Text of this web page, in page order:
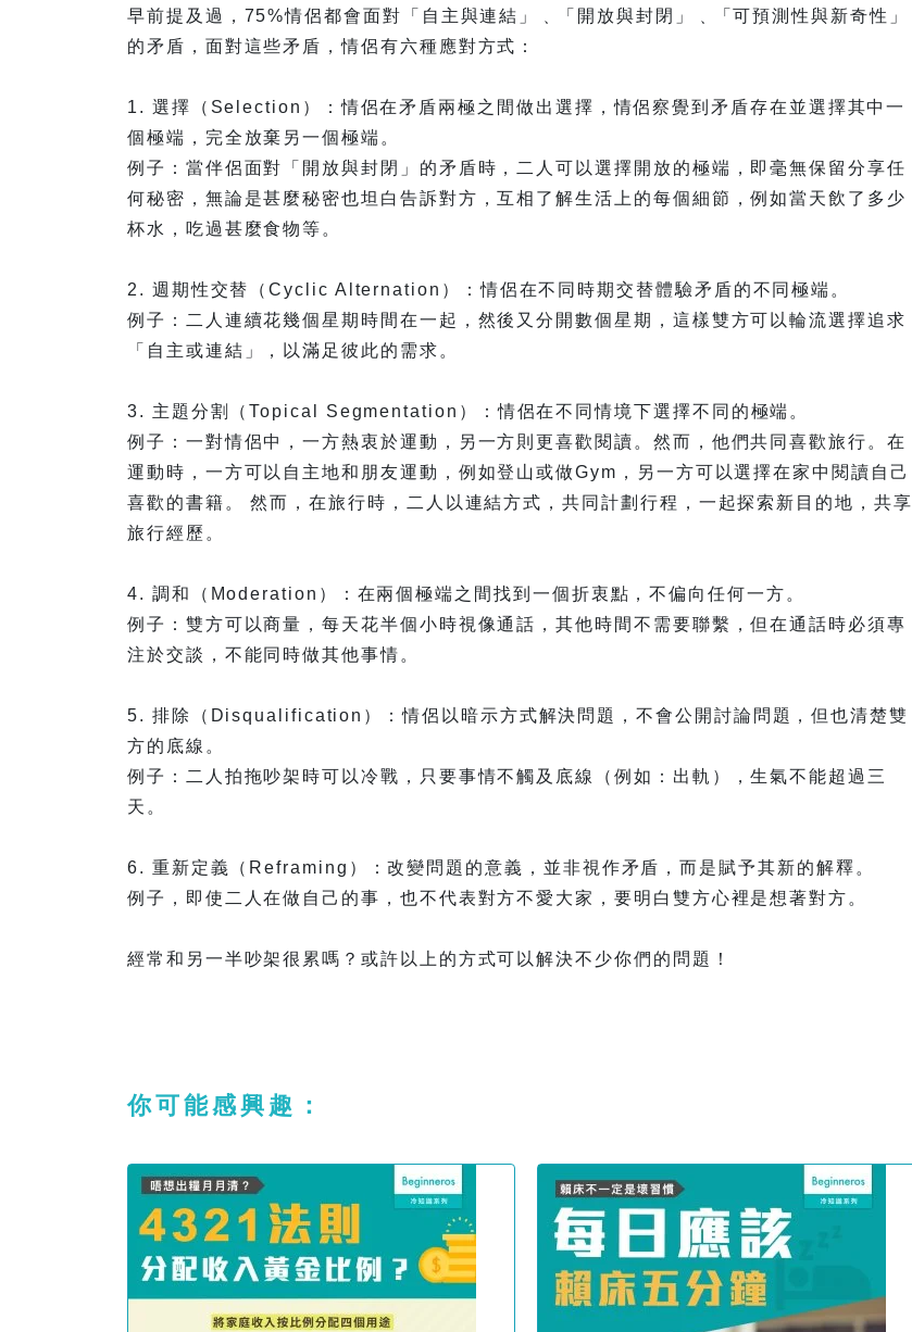
早前提及過，75%情侶都會面對「自主與連結」﹑「開放與封閉」﹑「可預測性與新奇性」
的矛盾，面對這些矛盾，情侶有六種應對方式：
1. 選擇（Selection）：情侶在矛盾兩極之間做出選擇，情侶察覺到矛盾存在並選擇其中一
個極端，完全放棄另一個極端。
例子：當伴侶面對「開放與封閉」的矛盾時，二人可以選擇開放的極端，即毫無保留分享任
何秘密，無論是甚麼秘密也坦白告訴對方，互相了解生活上的每個細節，例如當天飲了多少
杯水，吃過甚麼食物等。
2. 週期性交替（Cyclic Alternation）：情侶在不同時期交替體驗矛盾的不同極端。
例子：二人連續花幾個星期時間在一起，然後又分開數個星期，這樣雙方可以輪流選擇追求
「自主或連結」，以滿足彼此的需求。
3. 主題分割（Topical Segmentation）：情侶在不同情境下選擇不同的極端。
例子：一對情侶中，一方熱衷於運動，另一方則更喜歡閱讀。然而，他們共同喜歡旅行。在
運動時，一方可以自主地和朋友運動，例如登山或做Gym，另一方可以選擇在家中閱讀自己
喜歡的書籍。 然而，在旅行時，二人以連結方式，共同計劃行程，一起探索新目的地，共享
旅行經歷。
4. 調和（Moderation）：在兩個極端之間找到一個折衷點，不偏向任何一方。
例子：雙方可以商量，每天花半個小時視像通話，其他時間不需要聯繫，但在通話時必須專
注於交談，不能同時做其他事情。
5. 排除（Disqualification）：情侶以暗示方式解決問題，不會公開討論問題，但也清楚雙
方的底線。
例子：二人拍拖吵架時可以冷戰，只要事情不觸及底線（例如：出軌），生氣不能超過三
天。
6. 重新定義（Reframing）：改變問題的意義，並非視作矛盾，而是賦予其新的解釋。
例子，即使二人在做自己的事，也不代表對方不愛大家，要明白雙方心裡是想著對方。
經常和另一半吵架很累嗎？或許以上的方式可以解決不少你們的問題！
你可能感興趣：